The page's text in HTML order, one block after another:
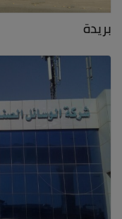
بريدة